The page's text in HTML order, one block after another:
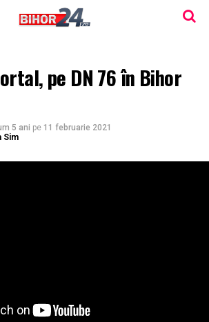
pe DN 76 în Bihor
5 ani pe 11 februarie 2021
Sim